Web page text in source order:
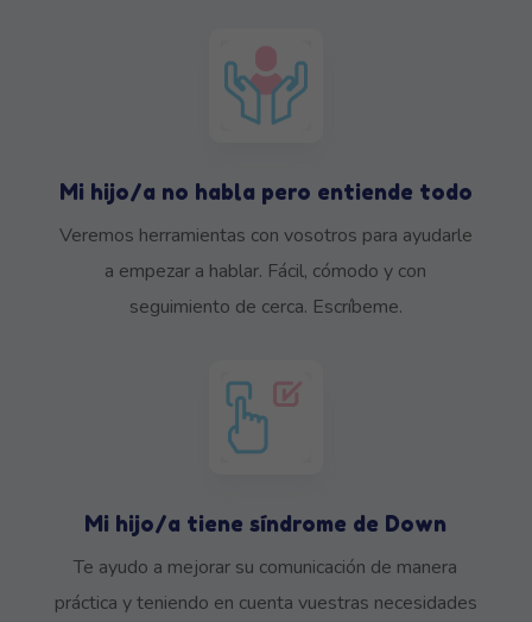
Mi hijo/a no habla pero entiende todo
Veremos herramientas con vosotros para ayudarle
a empezar a hablar. Fácil, cómodo y con
seguimiento de cerca. Escríbeme.
Mi hijo/a tiene síndrome de Down
Te ayudo a mejorar su comunicación de manera
práctica y teniendo en cuenta vuestras necesidades